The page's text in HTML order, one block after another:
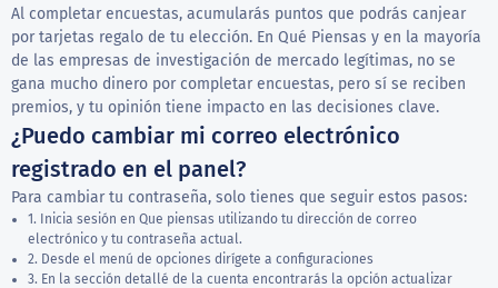
Al completar encuestas, acumularás puntos que podrás canjear
por tarjetas regalo de tu elección. En Qué Piensas y en la mayoría
de las empresas de investigación de mercado legítimas, no se
gana mucho dinero por completar encuestas, pero sí se reciben
premios, y tu opinión tiene impacto en las decisiones clave.
¿Puedo cambiar mi correo electrónico
registrado en el panel?
Para cambiar tu contraseña, solo tienes que seguir estos pasos:
1. Inicia sesión en Que piensas utilizando tu dirección de correo
electrónico y tu contraseña actual.
2. Desde el menú de opciones dirígete a configuraciones
3. En la sección detallé de la cuenta encontrarás la opción actualizar